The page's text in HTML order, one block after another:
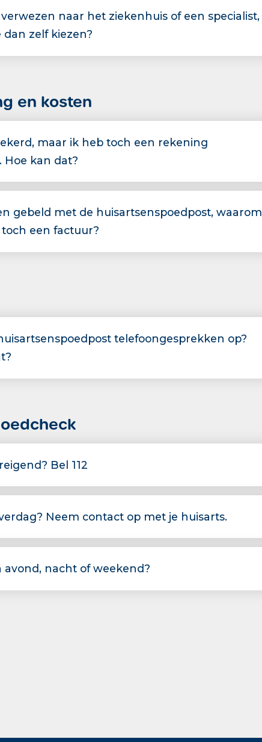
naar het ziekenhuis of een specialist,
dan zelf kiezen?
en kosten
maar ik heb toch een rekening
Hoe kan dat?
gebeld met de huisartsenspoedpost, waarom
een factuur?
telefoongesprekken op?
Bel 112
Neem contact op met je huisarts.
avond, nacht of weekend?